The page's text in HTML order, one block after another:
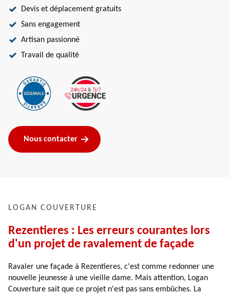
Devis et déplacement gratuits
Sans engagement
Artisan passionné
Travail de qualité
Nous contacter
LOGAN COUVERTURE
Rezentieres : Les erreurs courantes lors
d'un projet de ravalement de façade
Ravaler une façade à Rezentieres, c'est comme redonner une
nouvelle jeunesse à une vieille dame. Mais attention, Logan
Couverture sait que ce projet n'est pas sans embûches. La